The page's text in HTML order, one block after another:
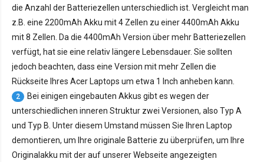
die Anzahl der Batteriezellen unterschiedlich ist. Vergleicht man
z.B. eine 2200mAh Akku mit 4 Zellen zu einer 4400mAh Akku
mit 8 Zellen. Da die 4400mAh Version über mehr Batteriezellen
verfügt, hat sie eine relativ längere Lebensdauer. Sie sollten
jedoch beachten, dass eine Version mit mehr Zellen die
Rückseite Ihres Acer Laptops um etwa 1 Inch anheben kann.
2
Bei einigen eingebauten Akkus gibt es wegen der
unterschiedlichen inneren Struktur zwei Versionen, also Typ A
und Typ B. Unter diesem Umstand müssen Sie Ihren Laptop
demontieren, um Ihre originale Batterie zu überprüfen, um Ihre
Originalakku mit der auf unserer Webseite angezeigten